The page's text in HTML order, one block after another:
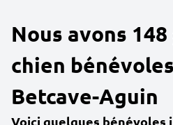
Nous avons
chien
Betcave-Aguin
Voici quelques bénévoles